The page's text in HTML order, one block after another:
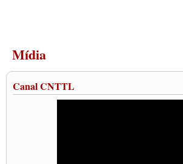
Mídia
Canal CNTTL